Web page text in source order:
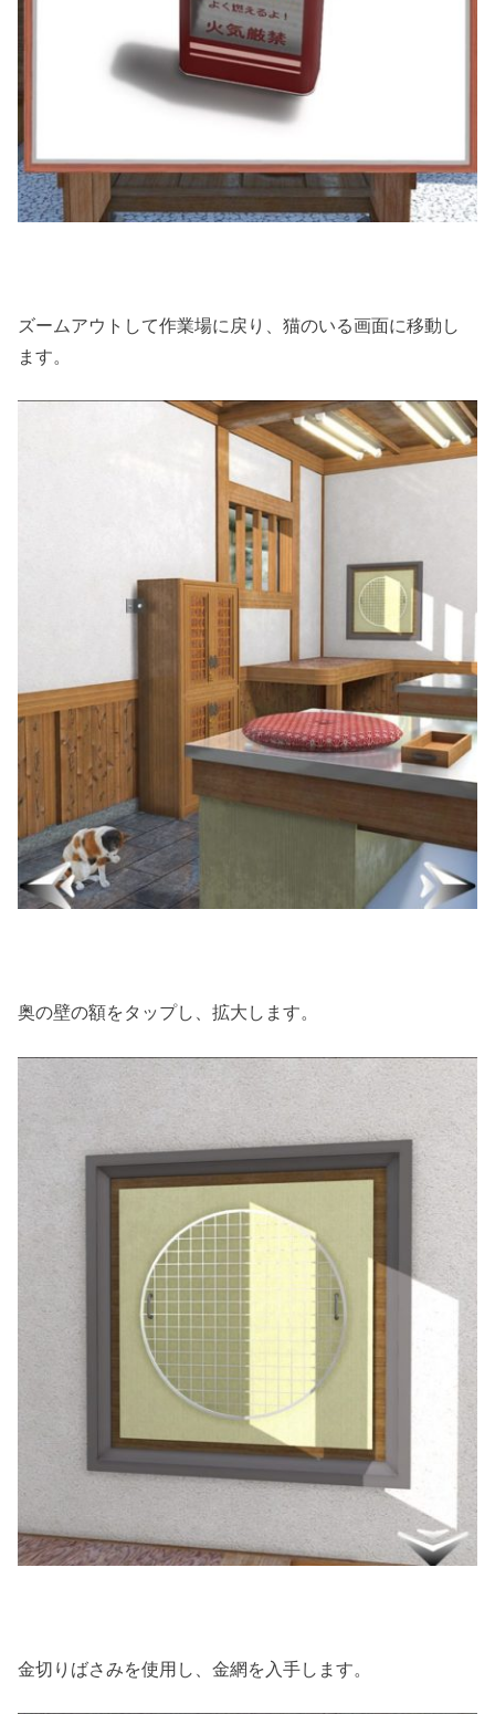
ズームアウトして作業場に戻り、猫のいる画面に移動し
ます。
奥の壁の額をタップし、拡大します。
金切りばさみを使用し、金網を入手します。